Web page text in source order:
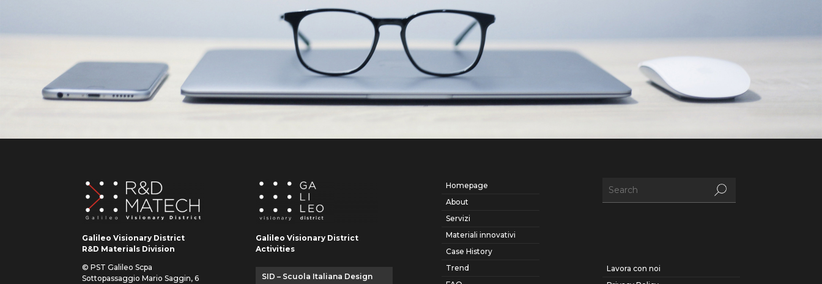
Galileo Visionary District
R&D Materials Division
© PST Galileo Scpa
Sottopassaggio Mario Saggin, 6
Galileo Visionary District
Activities
SID – Scuola Italiana Design
Homepage
About
Servizi
Materiali innovativi
Case History
Trend
Lavora con noi